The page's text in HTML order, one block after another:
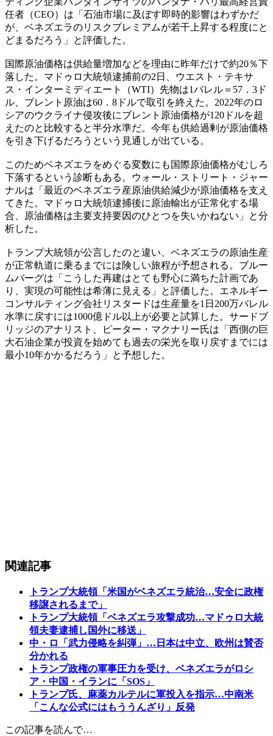
任者（CEO）は「石油市場に及ぼす即時的影響はわずかだ
が、ベネズエラのリスクプレミアムが若干上昇する程度にと
どまるだろう」と評価した。
国際原油価格は供給量増加などを理由に昨年だけで約20％下
落した。マドゥロ大統領逮捕前の2日、ウエスト・テキサ
ス・インターミディエート（WTI）先物は1バレル＝57．3ド
ル、ブレント原油は60．8ドルで取引を終えた。2022年のロ
シアのウクライナ侵攻後にブレント原油価格が120ドルを超
えたのと比較すると半分水準だ。今年も供給過剰が原油価格
を引き下げるだろうという見通しが出ている。
このためベネズエラをめぐる変数にも国際原油価格がむしろ
下落するという診断もある。ウォール・ストリート・ジャー
ナルは「最近のベネズエラ産原油供給減少が原油価格を支え
てきた。マドゥロ大統領逮捕後に原油輸出が正常化する場
合、原油価格は主要支持要因のひとつを失いかねない」と分
析した。
トランプ大統領が公言したのと違い、ベネズエラの原油生産
が正常軌道に乗るまでには険しい旅程が予想される。ブルー
ムバーグは「こうした再建はとても野心に満ちた計画であ
り、実現の可能性は希薄に見える」と評価した。エネルギー
コンサルティング会社リスタードは生産量を1日200万バレル
水準に戻すには1000億ドル以上が必要と試算した。サードブ
リッジのアナリスト、ピーター・マクナリー氏は「西側の巨
大石油企業が投資を始めても過去の栄光を取り戻すまでには
最小10年かかるだろう」と予想した。
関連記事
トランプ大統領「米国がベネズエラ統治…安全に政権
移譲されるまで」
トランプ大統領「ベネズエラ攻撃成功…マドゥロ大統
領夫妻逮捕し国外に移送」
中・ロ「武力侵略を糾弾」…日本は中立、欧州は賛否
分かれる
トランプ政権の軍事圧力を受け、ベネズエラがロシ
ア・中国・イランに「SOS」
トランプ氏、麻薬カルテルに軍投入を指示…中南米
「こんな公式にはもううんざり」反発
この記事を読んで…